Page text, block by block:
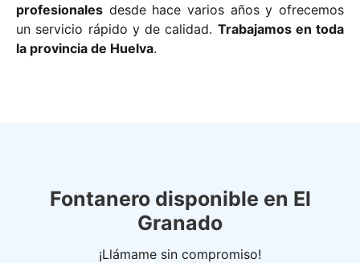
profesionales desde hace varios años y ofrecemos
un servicio rápido y de calidad. Trabajamos en toda
la provincia de Huelva.
Fontanero disponible en El
Granado
¡Llámame sin compromiso!